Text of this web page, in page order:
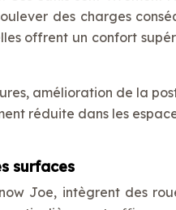
des charges
offrent un confort
amélioration de la
réduite dans les
surfaces
Joe, intègrent des